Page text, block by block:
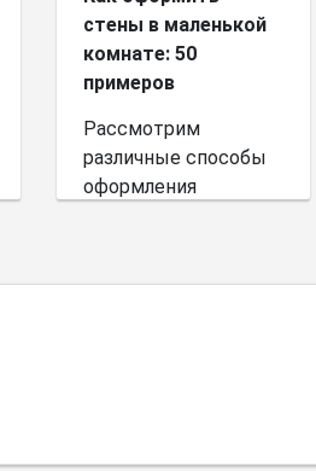
стены в маленькой
комнате: 50
примеров
Рассмотрим
различные способы
оформления